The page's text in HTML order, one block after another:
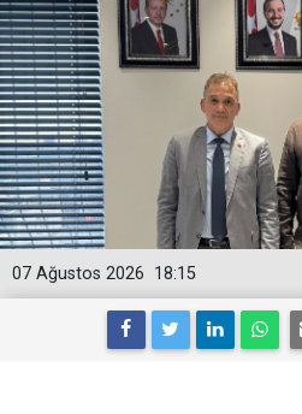
18:15
07 Ağustos 2026